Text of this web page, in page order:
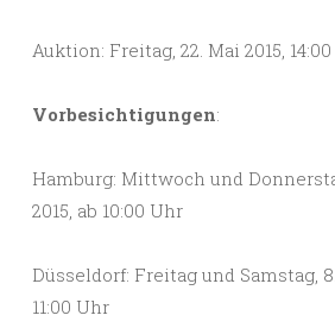
Auktion: Freitag, 22. Mai 2015,
Vorbesichtigungen:
Hamburg: Mittwoch und
2015, ab 10:00 Uhr
Düsseldorf: Freitag und Samstag,
11:00 Uhr